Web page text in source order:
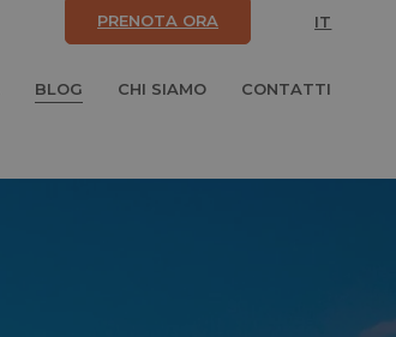
BLOG CHI SIAMO CONTATTI
IT
PRENOTA ORA